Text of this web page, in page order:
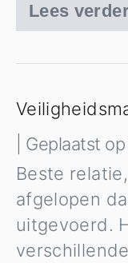
Lees
We
💪
Geplaatst op
Beste
afgelopen
uitgevoerd.